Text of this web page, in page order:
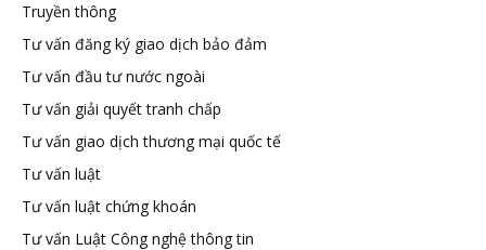
Truyền thông
Tư vấn đăng ký giao dịch bảo đảm
Tư vấn đầu tư nước ngoài
Tư vấn giải quyết tranh chấp
Tư vấn giao dịch thương mại quốc tế
Tư vấn luật
Tư vấn luật chứng khoán
Tư vấn Luật Công nghệ thông tin